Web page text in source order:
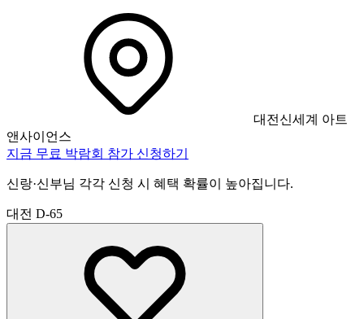
대전신세계 아트
앤사이언스
지금 무료 박람회 참가 신청하기
신랑·신부님 각각 신청 시 혜택 확률이 높아집니다.
대전 D-65